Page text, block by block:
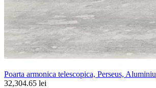
Poarta armonica telescopica, Perseus, Aluminiu
32,304.65 lei